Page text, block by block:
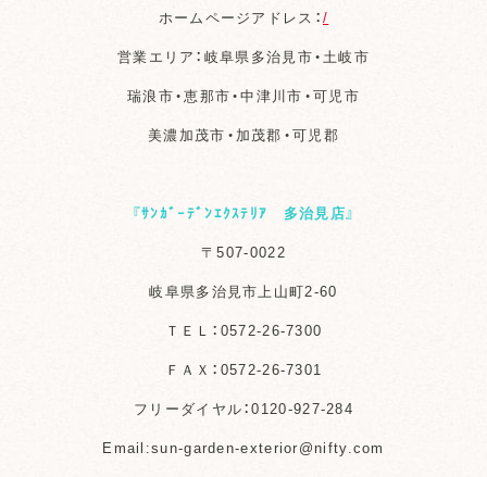
ホームページアドレス：/
営業エリア：岐阜県多治見市・土岐市
瑞浪市・恵那市・中津川市・可児市
美濃加茂市・加茂郡・可児郡
『ｻﾝｶﾞｰﾃﾞﾝｴｸｽﾃﾘｱ 多治見店』
〒507-0022
岐阜県多治見市上山町2-60
ＴＥＬ：0572-26-7300
ＦＡＸ：0572-26-7301
フリーダイヤル：0120-927-284
Email:sun-garden-exterior@nifty.com